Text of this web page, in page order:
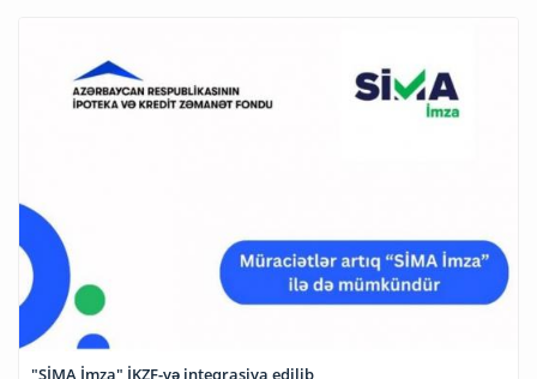
"SİMA İmza" İKZF-yə inteqrasiya edilib